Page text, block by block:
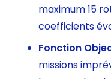
maximum 15
coefficients
Fonction
missions